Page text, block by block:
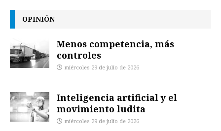
OPINIÓN
Menos competencia, más
controles
miércoles 29 de julio de 2026
Inteligencia artificial y el
movimiento ludita
miércoles 29 de julio de 2026